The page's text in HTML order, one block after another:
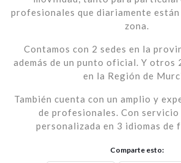
profesionales que diariamente están
zona.
Contamos con 2 sedes en la
además de un punto oficial. Y otros
en la Región de
También cuenta con un amplio y
de profesionales. Con servicio
personalizada en 3 idiomas de
Comparte esto: